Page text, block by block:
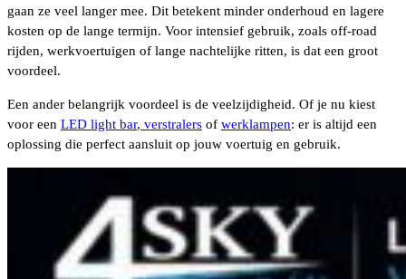
gaan ze veel langer mee. Dit betekent minder onderhoud en lagere
kosten op de lange termijn. Voor intensief gebruik, zoals off-road
rijden, werkvoertuigen of lange nachtelijke ritten, is dat een groot
voordeel.
Een ander belangrijk voordeel is de veelzijdigheid. Of je nu kiest
voor een LED light bar, verstralers of werklampen: er is altijd een
oplossing die perfect aansluit op jouw voertuig en gebruik.